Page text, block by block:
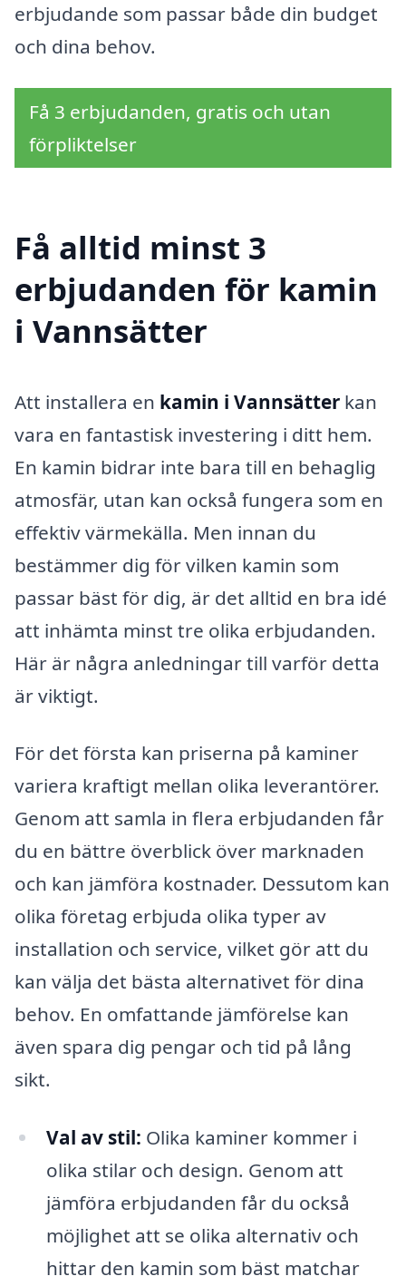
erbjudande som passar både din budget
och dina behov.
Få 3 erbjudanden, gratis och utan
förpliktelser
Få alltid minst 3
erbjudanden för kamin
i Vannsätter
Att installera en kamin i Vannsätter kan
vara en fantastisk investering i ditt hem.
En kamin bidrar inte bara till en behaglig
atmosfär, utan kan också fungera som en
effektiv värmekälla. Men innan du
bestämmer dig för vilken kamin som
passar bäst för dig, är det alltid en bra idé
att inhämta minst tre olika erbjudanden.
Här är några anledningar till varför detta
är viktigt.
För det första kan priserna på kaminer
variera kraftigt mellan olika leverantörer.
Genom att samla in flera erbjudanden får
du en bättre överblick över marknaden
och kan jämföra kostnader. Dessutom kan
olika företag erbjuda olika typer av
installation och service, vilket gör att du
kan välja det bästa alternativet för dina
behov. En omfattande jämförelse kan
även spara dig pengar och tid på lång
sikt.
Val av stil: Olika kaminer kommer i
olika stilar och design. Genom att
jämföra erbjudanden får du också
möjlighet att se olika alternativ och
hittar den kamin som bäst matchar